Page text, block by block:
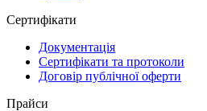
Сертифікати
Документація
Сертифікати та протоколи
Договір публічної оферти
Прайси